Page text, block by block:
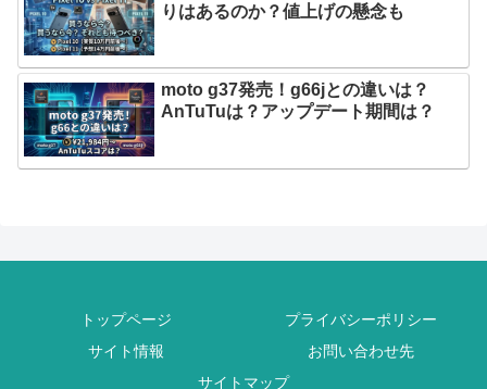
りはあるのか？値上げの懸念も
moto g37発売！g66jとの違いは？
AnTuTuは？アップデート期間は？
トップページ
プライバシーポリシー
サイト情報
お問い合わせ先
サイトマップ